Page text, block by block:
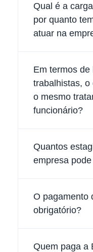
Qual é a
por quanto
atuar na
Em termos
trabalhistas, o
o mesmo
funcionário?
Quantos
empresa
O pagamento
obrigatório?
Quem paga a